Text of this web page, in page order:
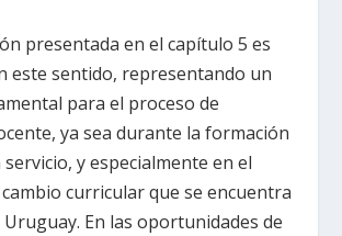
presentada en el capítulo 5 es
este sentido, representando un
para el proceso de
ya sea durante la formación
y especialmente en el
curricular que se encuentra
En las oportunidades de